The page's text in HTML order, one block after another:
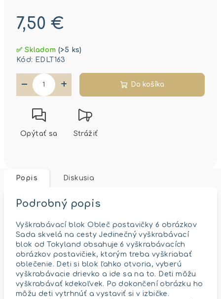
7,50 €
cena:
✅ Skladom(>5 ks)
Kód: EDLT163
+
− Do košíka
Opýtať sa Strážiť
Popis Diskusia
Podrobný popis
Vyškrabávací blok Obleč postavičky 6 obrázkov
Sada skvelá na cesty Jedinečný vyškrabávací
blok od Tokyland obsahuje 6 vyškrabávacích
obrázkov postavičiek, ktorým treba vyškriabať
oblečenie. Deti si blok ľahko otvoria, vyberú
vyškrabávacie drievko a ide sa na to. Deti môžu
vyškrabávať kdekoľvek. Po dokončení obrázku ho
môžu deti vytrhnúť a vystaviť si v izbičke.